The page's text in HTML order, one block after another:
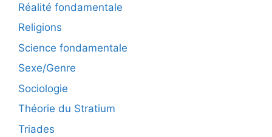
Réalité fondamentale
Religions
Science fondamentale
Sexe/Genre
Sociologie
Théorie du Stratium
Triades